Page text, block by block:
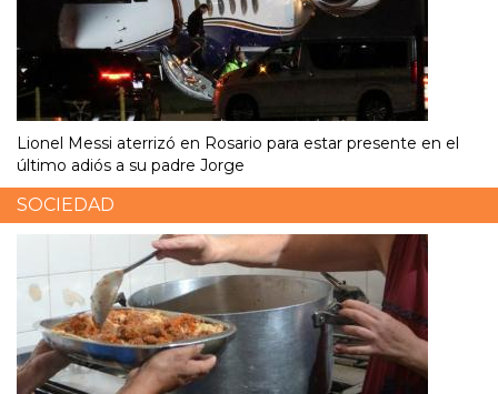
Lionel Messi aterrizó en Rosario para estar presente en el
último adiós a su padre Jorge
SOCIEDAD